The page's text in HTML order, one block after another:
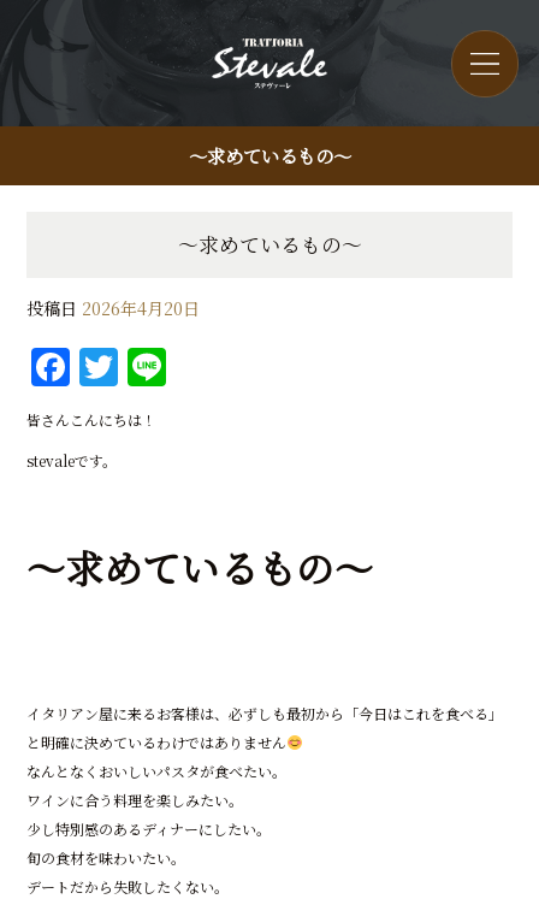
～求めているもの～
～求めているもの～
投稿日 2026年4月20日
F
a
c
e
o
o
T
w
it
皆さんこんにちは！
stevaleです。
～求めているもの～
イタリアン屋に来るお客様は、必ずしも最初から「今日はこれを食べる」
と明確に決めているわけではありません
なんとなくおいしいパスタが食べたい。
ワインに合う料理を楽しみたい。
少し特別感のあるディナーにしたい。
旬の食材を味わいたい。
デートだから失敗したくない。